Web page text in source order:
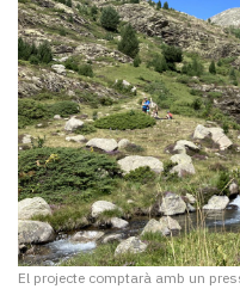
El projecte comptarà amb un